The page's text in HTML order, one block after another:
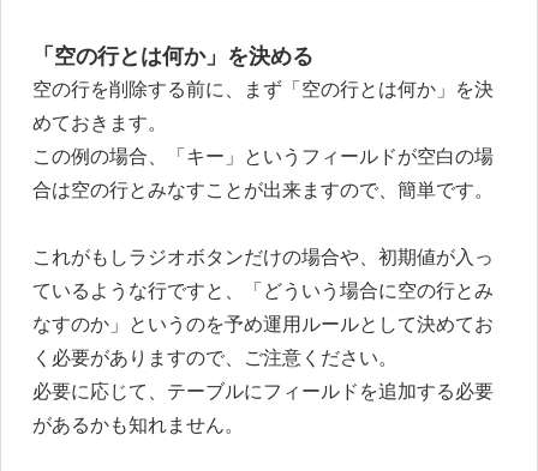
「空の行とは何か」を決める
空の行を削除する前に、まず「空の行とは何か」を決
めておきます。
この例の場合、「キー」というフィールドが空白の場
合は空の行とみなすことが出来ますので、簡単です。
これがもしラジオボタンだけの場合や、初期値が入っ
ているような行ですと、「どういう場合に空の行とみ
なすのか」というのを予め運用ルールとして決めてお
く必要がありますので、ご注意ください。
必要に応じて、テーブルにフィールドを追加する必要
があるかも知れません。